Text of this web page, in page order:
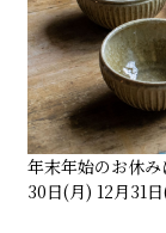
年末年始のお休
30日(月) 12月31